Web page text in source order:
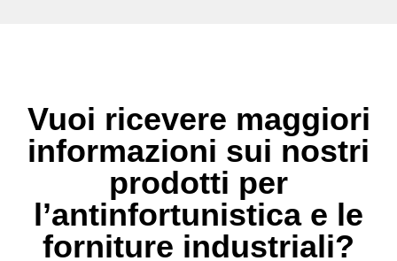
Vuoi ricevere maggiori
informazioni sui nostri
prodotti per
l’antinfortunistica e le
forniture industriali?